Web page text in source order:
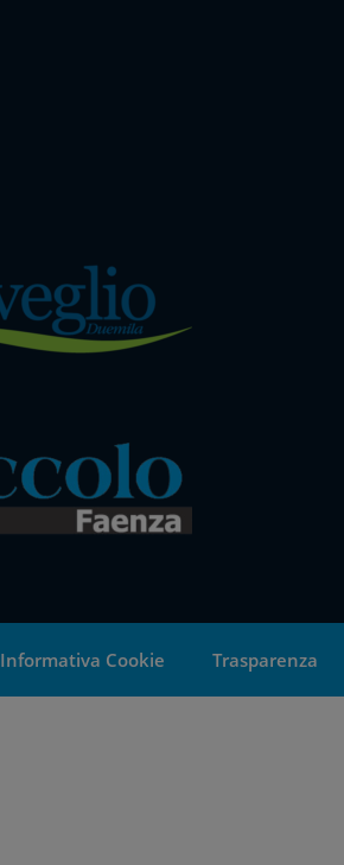
Informativa Cookie Trasparenza